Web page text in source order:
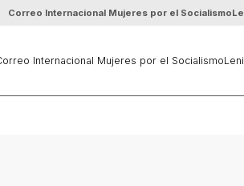
Correo Internacional Mujeres por el Socialismo
Internacional Mujeres por el Socialismo